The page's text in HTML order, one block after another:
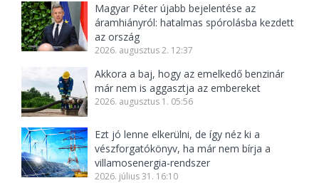
Magyar Péter újabb bejelentése az
áramhiányról: hatalmas spórolásba kezdett
az ország
2026. augusztus 2. 12:37
Akkora a baj, hogy az emelkedő benzinár
már nem is aggasztja az embereket
2026. augusztus 1. 05:56
Ezt jó lenne elkerülni, de így néz ki a
vészforgatókönyv, ha már nem bírja a
villamosenergia-rendszer
2026. július 31. 16:10